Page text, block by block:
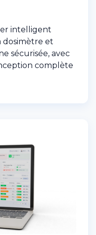
intelligent
dosimètre et
sécurisée, avec
complète